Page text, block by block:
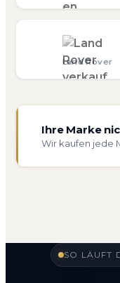
Land Rover
Ihre Marke
Wir kaufen jede
SO LÄUFT